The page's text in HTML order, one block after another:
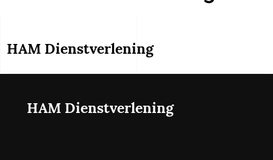
HAM Dienstverlening
HAM Dienstverlening